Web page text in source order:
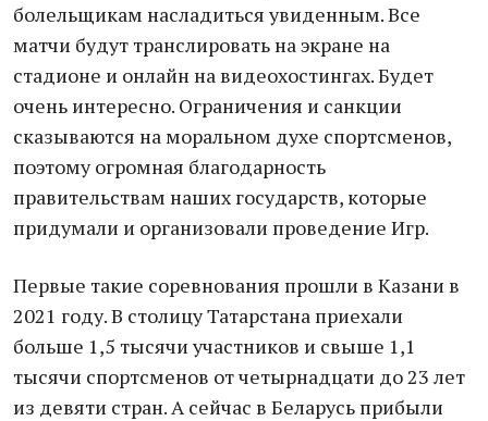
болельщикам насладиться увиденным. Все
матчи будут транслировать на экране на
стадионе и онлайн на видеохостингах. Будет
очень интересно. Ограничения и санкции
сказываются на моральном духе спортсменов,
поэтому огромная благодарность
правительствам наших государств, которые
придумали и организовали проведение Игр.
Первые такие соревнования прошли в Казани в
2021 году. В столицу Татарстана приехали
больше 1,5 тысячи участников и свыше 1,1
тысячи спортсменов от четырнадцати до 23 лет
из девяти стран. А сейчас в Беларусь прибыли